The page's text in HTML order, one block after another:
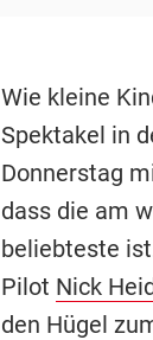
Wie kleine
Spektakel in
Donnerstag
dass die am
beliebteste
Pilot Nick
den Hügel